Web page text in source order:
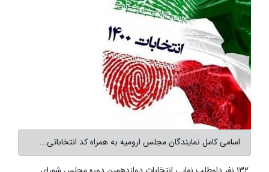
اسامی کامل نمایندگان مجلس ارومیه به همراه کد انتخاباتی...